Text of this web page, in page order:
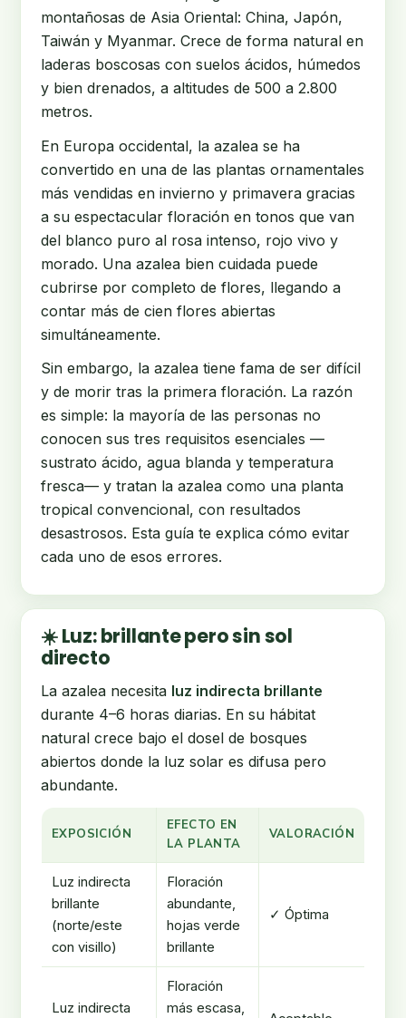
montañosas de Asia Oriental: China, Japón,
Taiwán y Myanmar. Crece de forma natural en
laderas boscosas con suelos ácidos, húmedos
y bien drenados, a altitudes de 500 a 2.800
metros.
En Europa occidental, la azalea se ha
convertido en una de las plantas ornamentales
más vendidas en invierno y primavera gracias
a su espectacular floración en tonos que van
del blanco puro al rosa intenso, rojo vivo y
morado. Una azalea bien cuidada puede
cubrirse por completo de flores, llegando a
contar más de cien flores abiertas
simultáneamente.
Sin embargo, la azalea tiene fama de ser difícil
y de morir tras la primera floración. La razón
es simple: la mayoría de las personas no
conocen sus tres requisitos esenciales —
sustrato ácido, agua blanda y temperatura
fresca— y tratan la azalea como una planta
tropical convencional, con resultados
desastrosos. Esta guía te explica cómo evitar
cada uno de esos errores.
☀️ Luz: brillante pero sin sol
directo
La azalea necesita luz indirecta brillante
durante 4–6 horas diarias. En su hábitat
natural crece bajo el dosel de bosques
abiertos donde la luz solar es difusa pero
abundante.
EXPOSICIÓN
EFECTO EN
LA PLANTA
VALORACIÓN
Luz indirecta
brillante
(norte/este
con visillo)
Floración
abundante,
hojas verde
brillante
✓ Óptima
Luz indirecta
Floración
más escasa,